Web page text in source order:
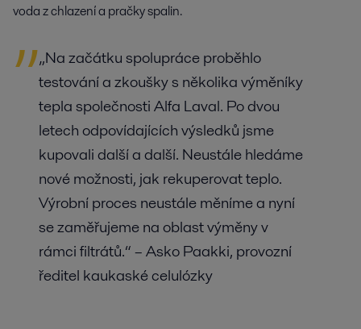
voda z chlazení a pračky spalin.
„Na začátku spolupráce proběhlo
testování a zkoušky s několika výměníky
tepla společnosti Alfa Laval. Po dvou
letech odpovídajících výsledků jsme
kupovali další a další. Neustále hledáme
nové možnosti, jak rekuperovat teplo.
Výrobní proces neustále měníme a nyní
se zaměřujeme na oblast výměny v
rámci filtrátů.“ – Asko Paakki, provozní
ředitel kaukaské celulózky